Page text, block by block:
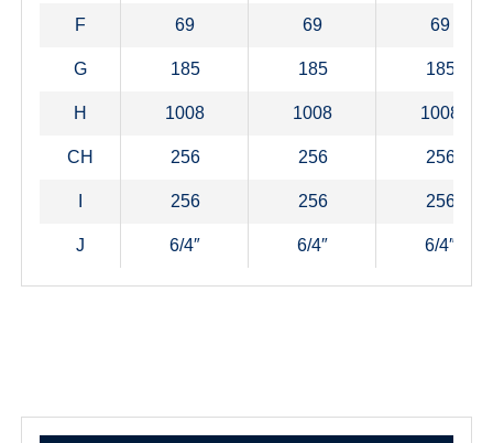
F 69 69 69
G 185 185 185
H 1008 1008 1008
CH 256 256 256
256 256 256
J 6/4″ 6/4″ 6/4″